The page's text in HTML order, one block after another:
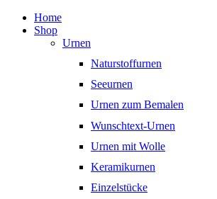
Home
Shop
Urnen
Naturstoffurnen
Seeurnen
Urnen zum Bemalen
Wunschtext-Urnen
Urnen mit Wolle
Keramikurnen
Einzelstücke